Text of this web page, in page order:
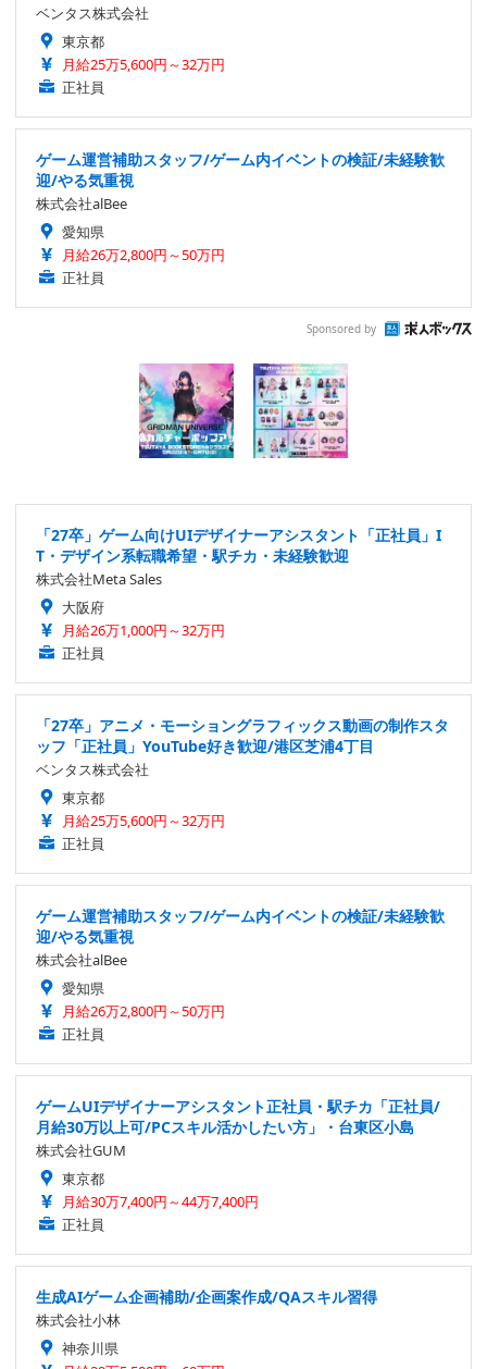
ベンタス株式会社
東京都
月給25万5,600円～32万円
正社員
ゲーム運営補助スタッフ/ゲーム内イベントの検証/未経験歓
迎/やる気重視
株式会社alBee
愛知県
月給26万2,800円～50万円
正社員
Sponsored by
「27卒」ゲーム向けUIデザイナーアシスタント「正社員」I
T・デザイン系転職希望・駅チカ・未経験歓迎
株式会社Meta Sales
大阪府
月給26万1,000円～32万円
正社員
「27卒」アニメ・モーショングラフィックス動画の制作スタ
ッフ「正社員」YouTube好き歓迎/港区芝浦4丁目
ベンタス株式会社
東京都
月給25万5,600円～32万円
正社員
ゲーム運営補助スタッフ/ゲーム内イベントの検証/未経験歓
迎/やる気重視
株式会社alBee
愛知県
月給26万2,800円～50万円
正社員
ゲームUIデザイナーアシスタント正社員・駅チカ「正社員/
月給30万以上可/PCスキル活かしたい方」・台東区小島
株式会社GUM
東京都
月給30万7,400円～44万7,400円
正社員
生成AIゲーム企画補助/企画案作成/QAスキル習得
株式会社小林
神奈川県